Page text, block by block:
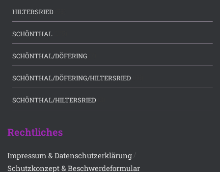
HILTERSRIED
SCHÖNTHAL
SCHÖNTHAL/DÖFERING
SCHÖNTHAL/DÖFERING/HILTERSRIED
SCHÖNTHAL/HILTERSRIED
Rechtliches
Impressum & Datenschutzerklärung/
Schutzkonzept & Beschwerdeformular